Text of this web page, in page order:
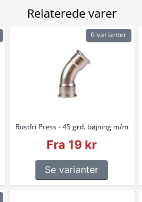
Relaterede varer
Rustfri Press - 45 grd. bøjning m/m
Fra 19 kr
Se varianter
6 varianter